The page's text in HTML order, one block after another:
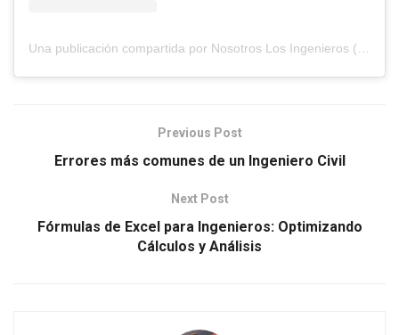
Una publicación compartida por Nosotros Los Ingenieros (@nosotros.los.ingenieros)
Previous Post
Errores más comunes de un Ingeniero Civil
Next Post
Fórmulas de Excel para Ingenieros: Optimizando
Cálculos y Análisis